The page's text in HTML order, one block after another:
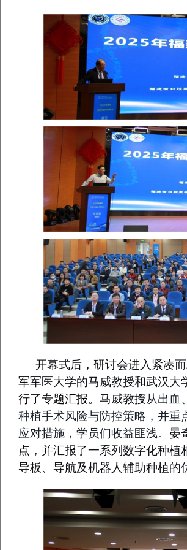
开幕式后，研讨会进入紧凑
军军医大学的马威教授和武汉大
行了专题汇报。 马威教授从出血
种植手术风险与防控策略 ，并
应对措施，学员们收益匪浅。 晏
点，并汇报了一系列数字化种植
导板、导航及机器人辅助种植的